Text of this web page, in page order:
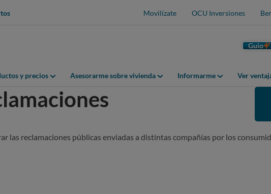
Movilízate OCU Inversiones
Guio
y precios Asesorarme sobre vivienda Informarme Ver
las reclamaciones públicas enviadas a distintas compañías por los